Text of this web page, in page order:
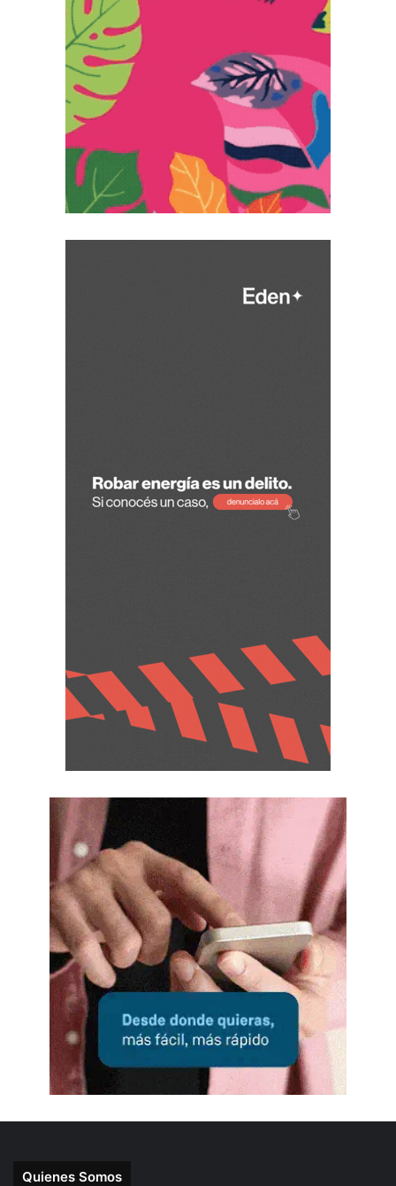
Quienes Somos